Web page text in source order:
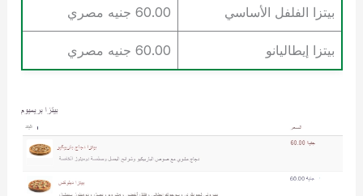
بيتزا الفلفل الأساسي 60.00 جنيه مصري
بيتزا إيطاليانو 60.00 جنيه مصري